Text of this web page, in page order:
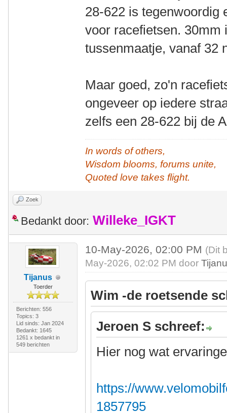
28-622 is tegenwoordig
voor racefietsen. 30mm
tussenmaatje, vanaf 32
Maar goed, zo'n
ongeveer op iedere
zelfs een 28-622 bij de
In words of others,
Wisdom blooms, forums unite,
Quoted love takes flight.
Zoek
Bedankt door: Willeke_IGKT
Tijanus
Toerder
Berichten: 556
Topics: 3
Lid sinds: Jan 2024
Bedankt: 1645
1261 x bedankt in
549 berichten
10-May-2026, 02:00 PM (Dit
May-2026, 02:02 PM door
Wim -de roetsende
Jeroen S schreef:
Hier nog wat
https://
1857795